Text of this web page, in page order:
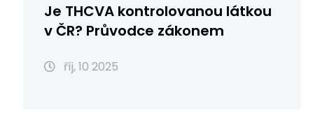
Je THCVA kontrolovanou látkou
v ČR? Průvodce zákonem
říj, 10 2025